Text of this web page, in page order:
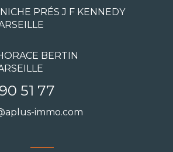
PRÉS J F KENNEDY
BERTIN
51 77
immo.com